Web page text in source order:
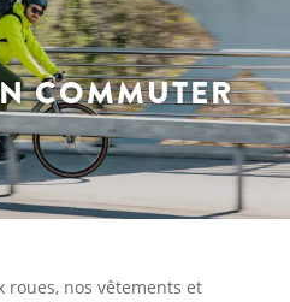
COMMUTER
roues, nos vêtements et